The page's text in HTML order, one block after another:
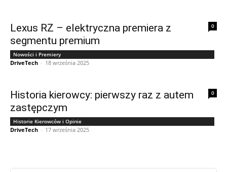
0
Lexus RZ – elektryczna premiera z
segmentu premium
Nowości i Premiery
DriveTech - 18 września 2025
0
Historia kierowcy: pierwszy raz z autem
zastępczym
Historie Kierowców i Opinie
DriveTech - 17 września 2025